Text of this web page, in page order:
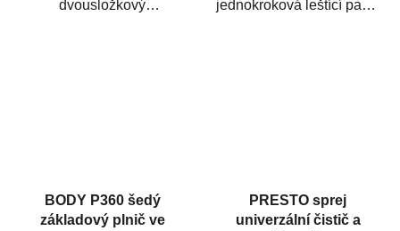
dvousložkový
jednokroková leštící pasta
BODY P360 šedý
základový plnič ve
PRESTO sprej
univerzální čistič a